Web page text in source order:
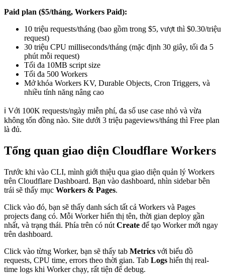
Paid plan ($5/tháng, Workers Paid):
10 triệu requests/tháng (bao gồm trong $5, vượt thì $0.30/triệu
request)
30 triệu CPU milliseconds/tháng (mặc định 30 giây, tối đa 5
phút mỗi request)
Tối đa 10MB script size
Tối đa 500 Workers
Mở khóa Workers KV, Durable Objects, Cron Triggers, và
nhiều tính năng nâng cao
ℹ️ Với 100K requests/ngày miễn phí, đa số use case nhỏ và vừa
không tốn đồng nào. Site dưới 3 triệu pageviews/tháng thì Free plan
là đủ.
Tổng quan giao diện Cloudflare Workers
Trước khi vào CLI, mình giới thiệu qua giao diện quản lý Workers
trên Cloudflare Dashboard. Bạn vào dashboard, nhìn sidebar bên
trái sẽ thấy mục Workers & Pages.
Click vào đó, bạn sẽ thấy danh sách tất cả Workers và Pages
projects đang có. Mỗi Worker hiển thị tên, thời gian deploy gần
nhất, và trạng thái. Phía trên có nút Create để tạo Worker mới ngay
trên dashboard.
Click vào từng Worker, bạn sẽ thấy tab Metrics với biểu đồ
requests, CPU time, errors theo thời gian. Tab Logs hiển thị real-
time logs khi Worker chạy, rất tiện để debug.